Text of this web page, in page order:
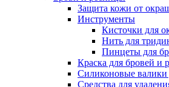
Защита кожи от
Инструменты
Кисточки для
Нить для
Пинцеты для
Краска для бровей и
Силиконовые валики
Средства для